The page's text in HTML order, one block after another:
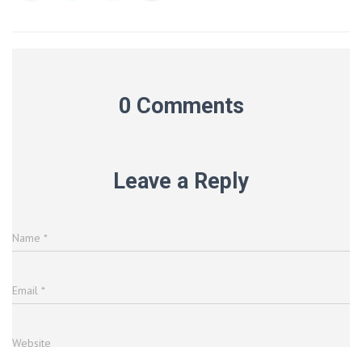
0 Comments
Leave a Reply
Name *
Email *
Website